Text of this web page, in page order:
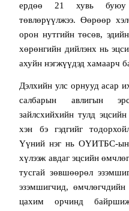
ердөө 21 хувь буюу
төвлөрүүлжээ. Өөрөөр
орон нутгийн төсөв,
хөрөнгийн дийлэнх нь
ахуйн нэгжүүдэд хамаарч
Дэлхийн улс орнууд асар
салбарын авлигын
зайлсхийхийн тулд
хэн бэ гэдгийг
Үүний нэг нь ОҮИТБС-ын
хүлээж авдаг эцсийн
тусгай зөвшөөрөл
эзэмшигчид, өмчлөгчдийн
цахим орчинд